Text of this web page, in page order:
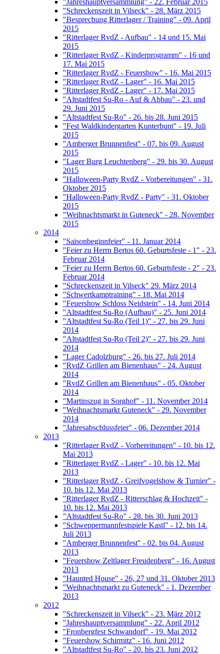
"Jahreshauptversammlung" - 22. Februar 2015
"Schreckenszeit in Vilseck" - 28. März 2015
"Besprechung Ritterlager / Training" - 09. April
2015
"Ritterlager RvdZ - Aufbau" - 14 und 15. Mai
2015
"Ritterlager RvdZ - Kinderprogramm" - 16 und
17. Mai 2015
"Ritterlager RvdZ - Feuershow" - 16. Mai 2015
"Ritterlager RvdZ - Lager" - 16. Mai 2015
"Ritterlager RvdZ - Lager" - 17. Mai 2015
"Altstadtfest Su-Ro - Auf & Abbau" - 23. und
29. Juni 2015
"Altstadtfest Su-Ro" - 26. bis 28. Juni 2015
"Fest Waldkindergarten Kunterbunt" - 19. Juli
2015
"Amberger Brunnenfest" - 07. bis 09. August
2015
"Lager Burg Leuchtenberg" - 29. bis 30. August
2015
"Halloween-Party RvdZ - Vorbereitungen" - 31.
Oktober 2015
"Halloween-Party RvdZ - Party" - 31. Oktober
2015
"Weihnachtsmarkt in Guteneck" - 28. November
2015
2014
"Saisonbeginnfeier" - 11. Januar 2014
"Feier zu Herrn Bertos 60. Geburtsfeste - 1" - 23.
Februar 2014
"Feier zu Herrn Bertos 60. Geburtsfeste - 2" - 23.
Februar 2014
"Schreckenszeit in Vilseck" 29. März 2014
"Schwertkamptraining" - 18. Mai 2014
"Feuershow Schloss Neidstein" - 14. Juni 2014
"Altstadtfest Su-Ro (Aufbau)" - 25. Juni 2014
"Altstadtfest Su-Ro (Teil 1)" - 27. bis 29. Juni
2014
"Altstadtfest Su-Ro (Teil 2)" - 27. bis 29. Juni
2014
"Lager Cadolzburg" - 26. bis 27. Juli 2014
"RvdZ Grillen am Bienenhaus" - 24. August
2014
"RvdZ Grillen am Bienenhaus" - 05. Oktober
2014
"Martinszug in Sorghof" - 11. November 2014
"Weihnachtsmarkt Guteneck" - 29. November
2014
"Jahresabschlussfeier" - 06. Dezember 2014
2013
"Ritterlager RvdZ - Vorbereitungen" - 10. bis 12.
Mai 2013
"Ritterlager RvdZ - Lager" - 10. bis 12. Mai
2013
"Ritterlager RvdZ - Greifvogelshow & Turnier" -
10. bis 12. Mai 2013
"Ritterlager RvdZ - Ritterschlag & Hochzeit" -
10. bis 12. Mai 2013
"Altstadtfest Su-Ro" - 28. bis 30. Juni 2013
"Schweppermannfestspiele Kastl" - 12. bis 14.
Juli 2013
"Amberger Brunnenfest" - 02. bis 04. August
2013
"Feuershow Zeltlager Freudenberg" - 16. August
2013
"Haunted House" - 26, 27 und 31. Oktober 2013
"Weihnachtsmarkt zu Guteneck" - 1. Dezember
2013
2012
"Schreckenszeit in Vilseck" - 23. März 2012
"Jahreshauptversammlung" - 22. April 2012
"Fronbergfest Schwandorf" - 19. Mai 2012
"Feuershow Schirmitz" - 16. Juni 2012
"Altstadtfest Su-Ro" - 20. bis 23. Juni 2012